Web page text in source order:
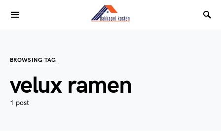
BROWSING TAG
velux ramen
1 post